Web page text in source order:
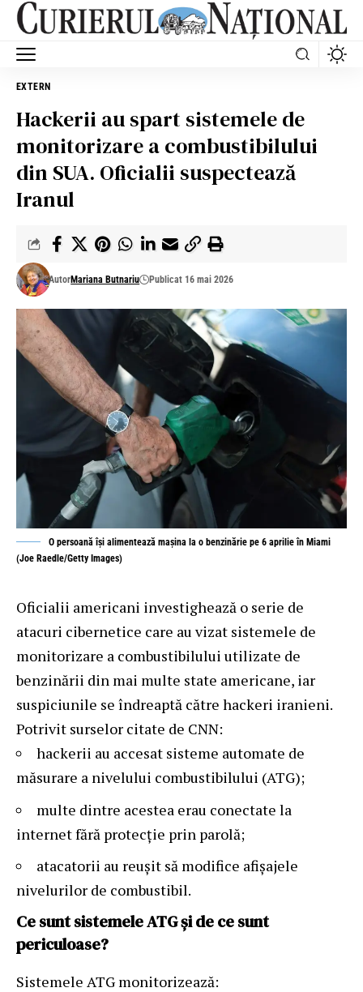
EXTERN
Hackerii au spart sistemele de
monitorizare a combustibilului
din SUA. Oficialii suspectează
Iranul
AutorMariana Butnariu Publicat 16 mai 2026
O persoană își alimentează mașina la o benzinărie pe 6 aprilie în Miami
(Joe Raedle/Getty Images)
Oficialii americani investighează o serie de
atacuri cibernetice care au vizat sistemele de
monitorizare a combustibilului utilizate de
benzinării din mai multe state americane, iar
suspiciunile se îndreaptă către hackeri iranieni.
Potrivit surselor citate de CNN:
hackerii au accesat sisteme automate de
măsurare a nivelului combustibilului (ATG);
multe dintre acestea erau conectate la
internet fără protecție prin parolă;
atacatorii au reușit să modifice afișajele
nivelurilor de combustibil.
Ce sunt sistemele ATG și de ce sunt
periculoase?
Sistemele ATG monitorizează: